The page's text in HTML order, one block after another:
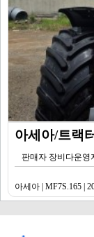
아세아/트랙
판매자 장비다운영
아세아 | MF7S.165 |